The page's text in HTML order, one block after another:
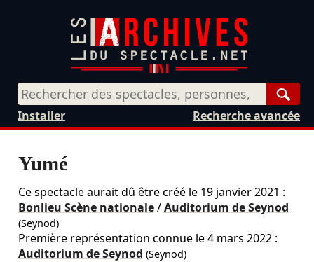
Recherche avancée
Installer
Yumé
Ce spectacle aurait dû être créé le 19 janvier 2021 :
Bonlieu Scène nationale/Auditorium de Seynod
(Seynod)
Première représentation connue le 4 mars 2022 :
Auditorium de Seynod (Seynod)